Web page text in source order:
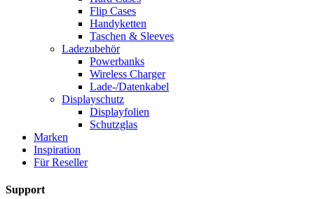
Flip Cases
Handyketten
Taschen & Sleeves
Ladezubehör
Powerbanks
Wireless Charger
Lade-/Datenkabel
Displayschutz
Displayfolien
Schutzglas
Marken
Inspiration
Für Reseller
Support